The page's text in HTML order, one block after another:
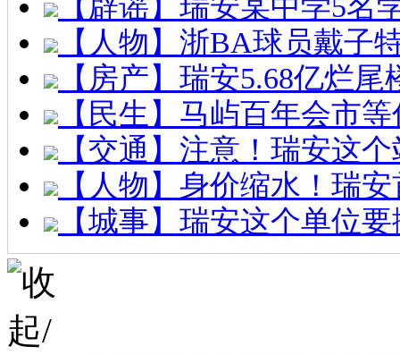
【人物】浙BA球员戴子
【房产】瑞安5.68亿烂
【民生】马屿百年会市
【交通】注意！瑞安这
【人物】身价缩水！瑞
【城事】瑞安这个单位